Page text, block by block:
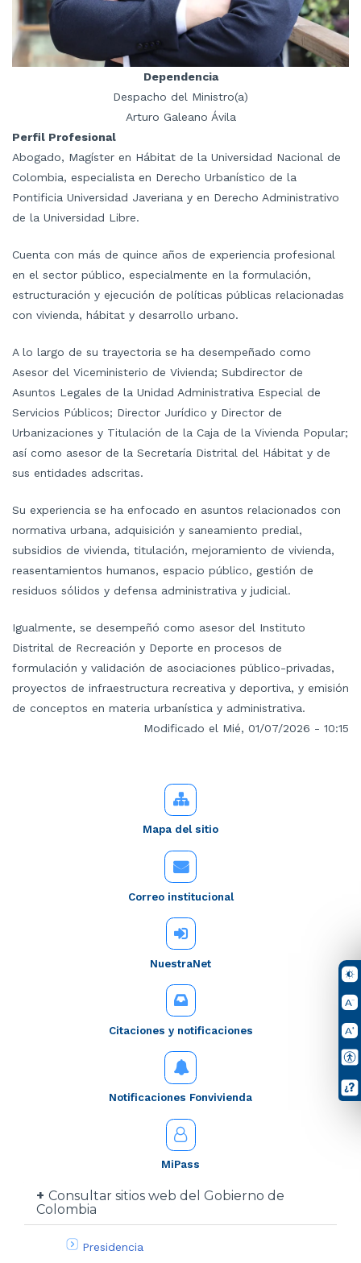
Dependencia
Despacho del Ministro(a)
Arturo Galeano Ávila
Perfil Profesional
Abogado, Magíster en Hábitat de la Universidad Nacional de
Colombia, especialista en Derecho Urbanístico de la
Pontificia Universidad Javeriana y en Derecho Administrativo
de la Universidad Libre.
Cuenta con más de quince años de experiencia profesional
en el sector público, especialmente en la formulación,
estructuración y ejecución de políticas públicas relacionadas
con vivienda, hábitat y desarrollo urbano.
A lo largo de su trayectoria se ha desempeñado como
Asesor del Viceministerio de Vivienda; Subdirector de
Asuntos Legales de la Unidad Administrativa Especial de
Servicios Públicos; Director Jurídico y Director de
Urbanizaciones y Titulación de la Caja de la Vivienda Popular;
así como asesor de la Secretaría Distrital del Hábitat y de
sus entidades adscritas.
Su experiencia se ha enfocado en asuntos relacionados con
normativa urbana, adquisición y saneamiento predial,
subsidios de vivienda, titulación, mejoramiento de vivienda,
reasentamientos humanos, espacio público, gestión de
residuos sólidos y defensa administrativa y judicial.
Igualmente, se desempeñó como asesor del Instituto
Distrital de Recreación y Deporte en procesos de
formulación y validación de asociaciones público-privadas,
proyectos de infraestructura recreativa y deportiva, y emisión
de conceptos en materia urbanística y administrativa.
Modificado el Mié, 01/07/2026 - 10:15
Mapa del sitio
Correo institucional
NuestraNet
Citaciones y notificaciones
Notificaciones Fonvivienda
MiPass
Consultar sitios web del Gobierno de
Colombia
Presidencia